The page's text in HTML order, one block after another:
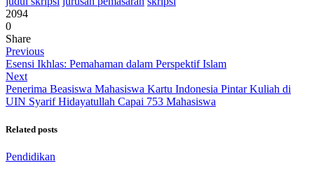
2094
0
Share
Previous
Esensi Ikhlas: Pemahaman dalam Perspektif Islam
Next
Penerima Beasiswa Mahasiswa Kartu Indonesia Pintar Kuliah di
UIN Syarif Hidayatullah Capai 753 Mahasiswa
Related posts
Pendidikan